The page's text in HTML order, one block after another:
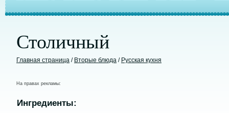
Столичный
Главная страница / Вторые блюда / Русская кухня
На правах рекламы:
Ингредиенты: